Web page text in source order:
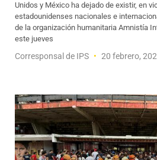
Unidos y México ha dejado de existir, en
estadounidenses nacionales e
de la organización humanitaria Amnistía
este jueves
Corresponsal de IPS 20 febrero,